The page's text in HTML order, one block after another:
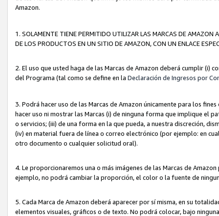
Amazon.
1. SOLAMENTE TIENE PERMITIDO UTILIZAR LAS MARCAS DE
DE LOS PRODUCTOS EN UN SITIO DE AMAZON, CON UN ENLACE
2. El uso que usted haga de las Marcas de Amazon deberá cumplir (i)
del Programa (tal como se define en la Declaración de Ingresos por
3. Podrá hacer uso de las Marcas de Amazon únicamente para los
hacer uso ni mostrar las Marcas (i) de ninguna forma que implique el
o servicios; (iii) de una forma en la que pueda, a nuestra discreción,
(iv) en material fuera de línea o correo electrónico (por ejemplo: en
otro documento o cualquier solicitud oral).
4. Le proporcionaremos una o más imágenes de las Marcas de
ejemplo, no podrá cambiar la proporción, el color o la fuente de
5. Cada Marca de Amazon deberá aparecer por sí misma, en su
elementos visuales, gráficos o de texto. No podrá colocar, bajo